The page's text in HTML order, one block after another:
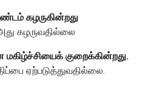
கழருகின்றது
கழருவதில்லை
குறைக்கின்றது.
ஏற்படுத்துவதில்லை.